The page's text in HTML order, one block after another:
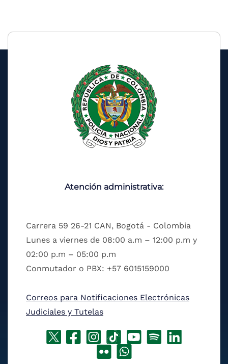
Atención administrativa:
Carrera 59 26-21 CAN, Bogotá - Colombia
Lunes a viernes de 08:00 a.m – 12:00 p.m y
02:00 p.m – 05:00 p.m
Conmutador o PBX: +57 6015159000
Correos para Notificaciones Electrónicas
Judiciales y Tutelas